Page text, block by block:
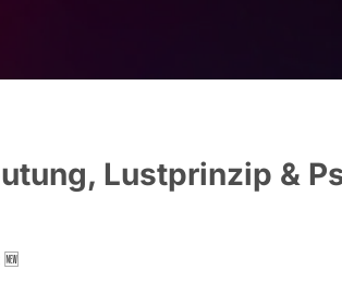
Lustprinzip &
🆕